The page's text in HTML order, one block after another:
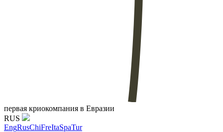
первая криокомпания в Евразии
RUS
EngRusChiFreItaSpaTur